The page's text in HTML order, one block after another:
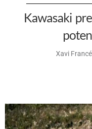
Kawasaki
Xavi